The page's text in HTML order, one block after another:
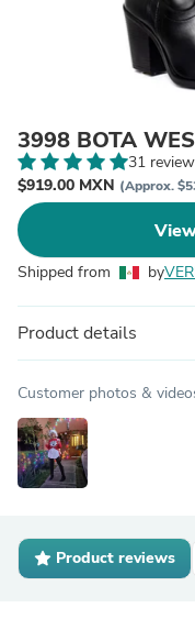
3998 BOTA
31
$919.00 MXN (Approx.
Shipped from by
Product details
Customer photos &
Product reviews